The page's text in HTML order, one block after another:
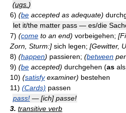
(ugs. )
6) (be accepted as adequate)
let it/the matter pass — es/die
7) (come to an end) vorbeigehen;
Zorn, Sturm:] sich legen; [Gewitter,
8) (happen) passieren; (between
9) (be accepted) durchgehen (as als,
10) (satisfyexaminer) bestehen
11) (Cards) passen
pass! — [ich] passe!
3. transitive verb